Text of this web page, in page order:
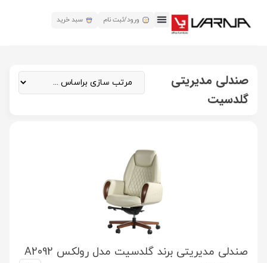
ورود/ثبت نام سبد خرید
صندلی مدیریتی
گلدسیت
صندلی مدیریتی برند گلدسیت مدل رولکس A2092